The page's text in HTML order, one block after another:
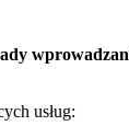
usług: